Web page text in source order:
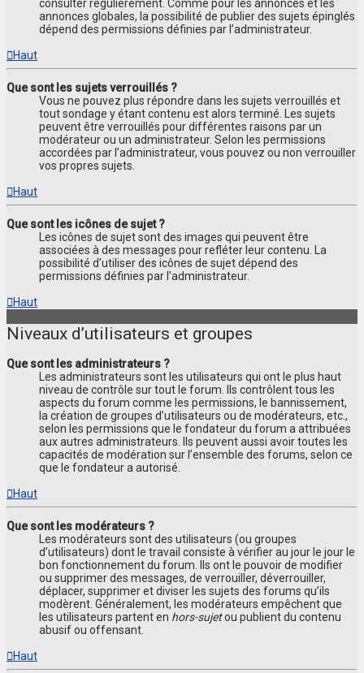
consulter régulièrement. Comme pour les annonces et les
annonces globales, la possibilité de publier des sujets épinglés
dépend des permissions définies par l’administrateur.
Haut
Que sont les sujets verrouillés ?
Vous ne pouvez plus répondre dans les sujets verrouillés et
tout sondage y étant contenu est alors terminé. Les sujets
peuvent être verrouillés pour différentes raisons par un
modérateur ou un administrateur. Selon les permissions
accordées par l’administrateur, vous pouvez ou non verrouiller
vos propres sujets.
Haut
Que sont les icônes de sujet ?
Les icônes de sujet sont des images qui peuvent être
associées à des messages pour refléter leur contenu. La
possibilité d’utiliser des icônes de sujet dépend des
permissions définies par l’administrateur.
Haut
Niveaux d’utilisateurs et groupes
Que sont les administrateurs ?
Les administrateurs sont les utilisateurs qui ont le plus haut
niveau de contrôle sur tout le forum. Ils contrôlent tous les
aspects du forum comme les permissions, le bannissement,
la création de groupes d’utilisateurs ou de modérateurs, etc.,
selon les permissions que le fondateur du forum a attribuées
aux autres administrateurs. Ils peuvent aussi avoir toutes les
capacités de modération sur l’ensemble des forums, selon ce
que le fondateur a autorisé.
Haut
Que sont les modérateurs ?
Les modérateurs sont des utilisateurs (ou groupes
d’utilisateurs) dont le travail consiste à vérifier au jour le jour le
bon fonctionnement du forum. Ils ont le pouvoir de modifier
ou supprimer des messages, de verrouiller, déverrouiller,
déplacer, supprimer et diviser les sujets des forums qu’ils
modèrent. Généralement, les modérateurs empêchent que
les utilisateurs partent en hors-sujetou publient du contenu
abusif ou offensant.
Haut